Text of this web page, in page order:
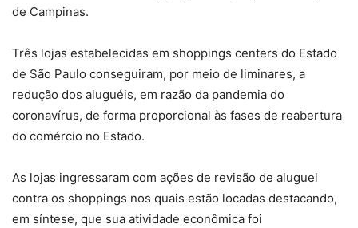
de Campinas.
Três lojas estabelecidas em shoppings centers do Estado
de São Paulo conseguiram, por meio de liminares, a
redução dos aluguéis, em razão da pandemia do
coronavírus, de forma proporcional às fases de reabertura
do comércio no Estado.
As lojas ingressaram com ações de revisão de aluguel
contra os shoppings nos quais estão locadas destacando,
em síntese, que sua atividade econômica foi